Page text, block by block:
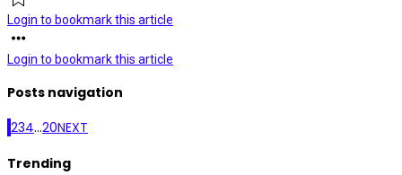
Login to bookmark this article
Login to bookmark this article
Posts navigation
234…20NEXT
Trending